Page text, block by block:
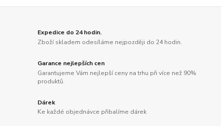
Expedice do 24 hodin.
Zboží skladem odesíláme nejpozději do 24 hodin.
Garance nejlepších cen
Garantujeme Vám nejlepší ceny na trhu při více než 90%
produktů.
Dárek
Ke každé objednávce přibalíme dárek